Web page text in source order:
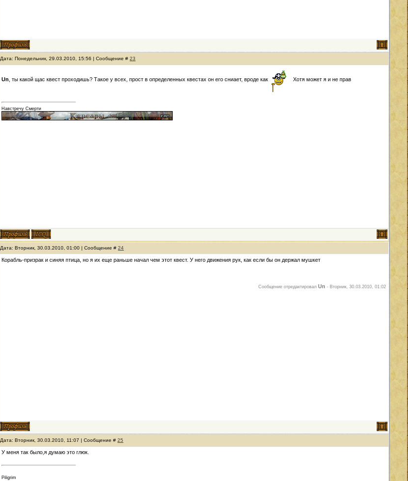
Дата: Понедельник, 29.03.2010, 15:56 | Сообщение #23
Un , ты какой щас квест проходишь? Такое у всех, прост в определенных квестах он его сниает, вроде как Хотя может я и не прав
Навстречу Смерти
Дата: Вторник, 30.03.2010, 01:00 | Сообщение #24
Корабль-призрак и синяя птица, но я их еще раньше начал чем этот квест. У него движения рук, как если бы он держал мушкет
Сообщение отредактировалUn - Вторник, 30.03.2010, 01:02
Дата: Вторник, 30.03.2010, 11:07 | Сообщение #25
У меня так было,я думаю это глюк.
Piligrim